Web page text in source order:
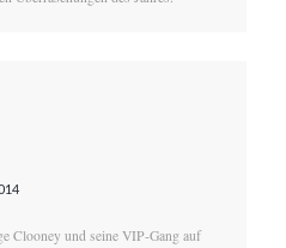
Clooney und seine VIP-Gang auf